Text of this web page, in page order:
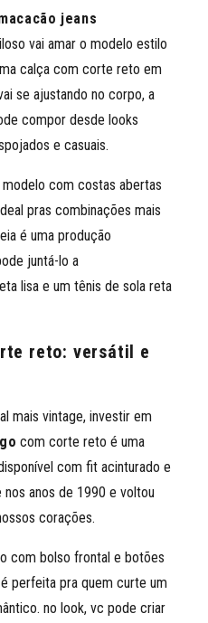
jeans
vai amar o modelo estilo
calça com corte reto em
se ajustando no corpo, a
compor desde looks
e casuais.
com costas abertas
pras combinações mais
é uma produção
juntá-lo a
lisa e um tênis de sola reta
reto: versátil e
mais vintage, investir em
com corte reto é uma
com fit acinturado e
anos de 1990 e voltou
corações.
com bolso frontal e botões
perfeita pra quem curte um
no look, vc pode criar